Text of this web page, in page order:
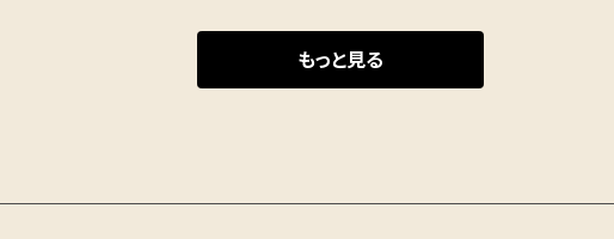
もっと見る